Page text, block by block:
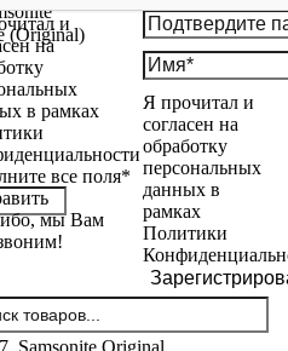
и
на
в рамках
все поля*
мы Вам
Я прочитал и
согласен на
обработку
персональных
данных в
рамках
Политики